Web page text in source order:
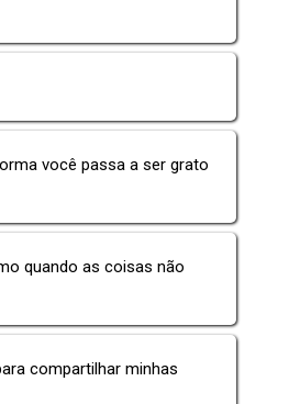
você passa a ser grato
quando as coisas não
compartilhar minhas